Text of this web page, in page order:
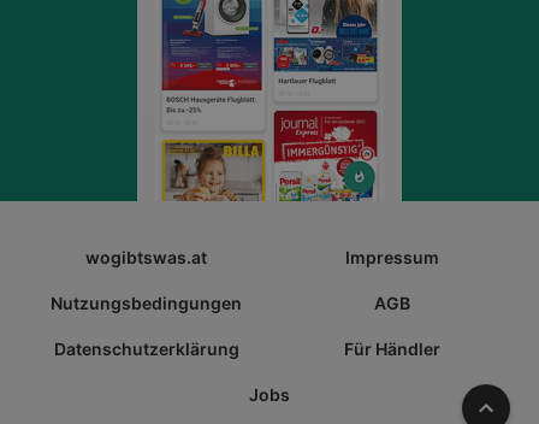
wogibtswas.at Impressum
Nutzungsbedingungen AGB
Datenschutzerklärung Für Händler
Jobs Nach